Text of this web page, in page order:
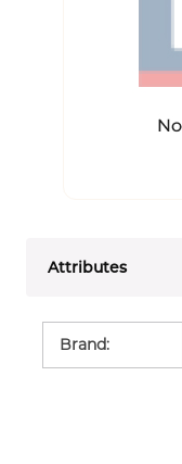
Attributes
Brand: